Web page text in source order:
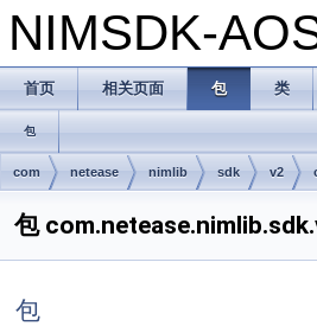
NIMSDK-
首页 相关页面 包 类
包
com netease nimlib sdk v2
包
包